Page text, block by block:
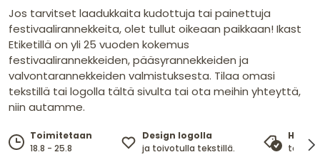
Jos tarvitset laadukkaita kudottuja tai painettuja
festivaalirannekkeita, olet tullut oikeaan paikkaan! Ikast
Etiketillä on yli 25 vuoden kokemus
festivaalirannekkeiden, pääsyrannekkeiden ja
valvontarannekkeiden valmistuksesta. Tilaa omasi
tekstillä tai logolla tältä sivulta tai ota meihin yhteyttä,
niin autamme.
Toimitetaan
18.8 - 25.8
Design logolla
ja toivotulla tekstillä.
takaa